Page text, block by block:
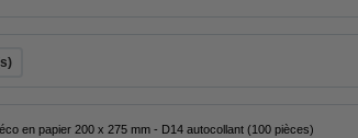
en papier 200 x 275 mm - D14 autocollant (100 pièces)